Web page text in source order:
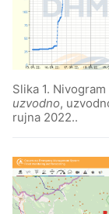
Slika 1.
uzvodno,
rujna 2022..